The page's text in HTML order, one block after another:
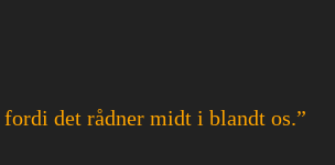
det rådner midt i blandt os.”